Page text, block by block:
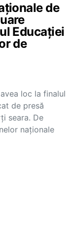
de
Educației
de
loc la finalul
de presă
seara. De
naționale